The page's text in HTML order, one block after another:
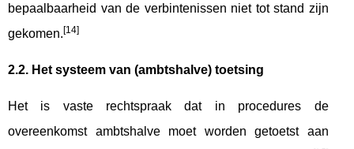
bepaalbaarheid van de verbintenissen niet tot stand zijn
gekomen.[14]
2.2. Het systeem van (ambtshalve) toetsing
Het is vaste rechtspraak dat in procedures de
overeenkomst ambtshalve moet worden getoetst aan